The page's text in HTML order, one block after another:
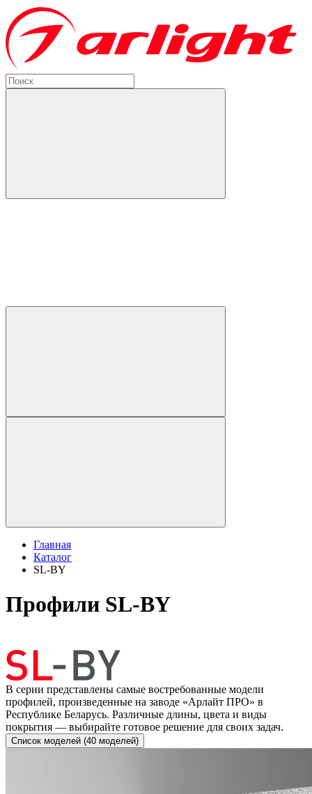
Главная
Каталог
SL-BY
Профили SL-BY
В серии представлены самые востребованные модели
профилей, произведенные на заводе «Арлайт ПРО» в
Республике Беларусь. Различные длины, цвета и виды
покрытия — выбирайте готовое решение для своих задач.
Список моделей (40 моделей)